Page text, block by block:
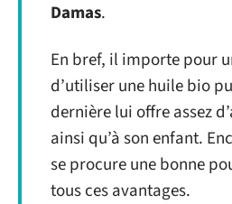
Damas.
En bref, il importe pour
d’utiliser une huile bio
dernière lui offre assez
ainsi qu’à son enfant.
se procure une bonne
tous ces avantages.